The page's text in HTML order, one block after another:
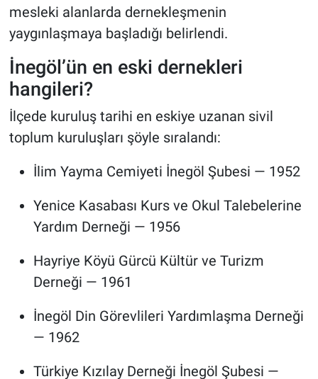
mesleki alanlarda dernekleşmenin
yaygınlaşmaya başladığı belirlendi.
İnegöl’ün en eski dernekleri
hangileri?
İlçede kuruluş tarihi en eskiye uzanan sivil
toplum kuruluşları şöyle sıralandı:
İlim Yayma Cemiyeti İnegöl Şubesi — 1952
Yenice Kasabası Kurs ve Okul Talebelerine
Yardım Derneği — 1956
Hayriye Köyü Gürcü Kültür ve Turizm
Derneği — 1961
İnegöl Din Görevlileri Yardımlaşma Derneği
— 1962
Türkiye Kızılay Derneği İnegöl Şubesi —